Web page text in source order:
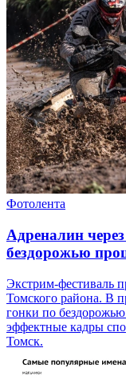
Фотолента
Адреналин
бездорожью
Экстрим-фестиваль
Томского района. В
гонки по
эффектные кадры
Томск.